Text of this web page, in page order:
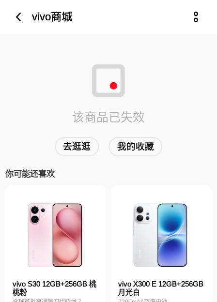
vivo商城
该商品已失效
去逛逛 我的收藏
你可能还喜欢
vivo S30 12GB+256GB 桃
桃粉
vivo X300 E 12GB+256GB
月光白